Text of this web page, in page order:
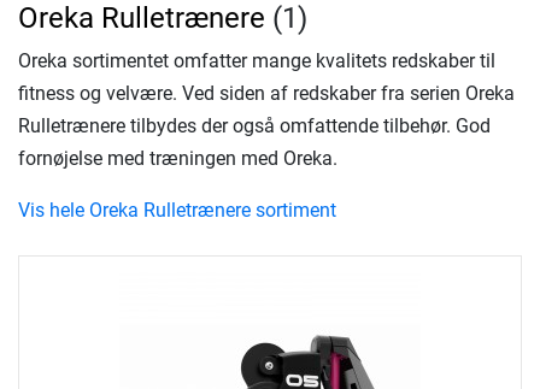
Oreka Rulletrænere (1)
Oreka sortimentet omfatter mange kvalitets redskaber til
fitness og velvære. Ved siden af redskaber fra serien Oreka
Rulletrænere tilbydes der også omfattende tilbehør. God
fornøjelse med træningen med Oreka.
Vis hele Oreka Rulletrænere sortiment